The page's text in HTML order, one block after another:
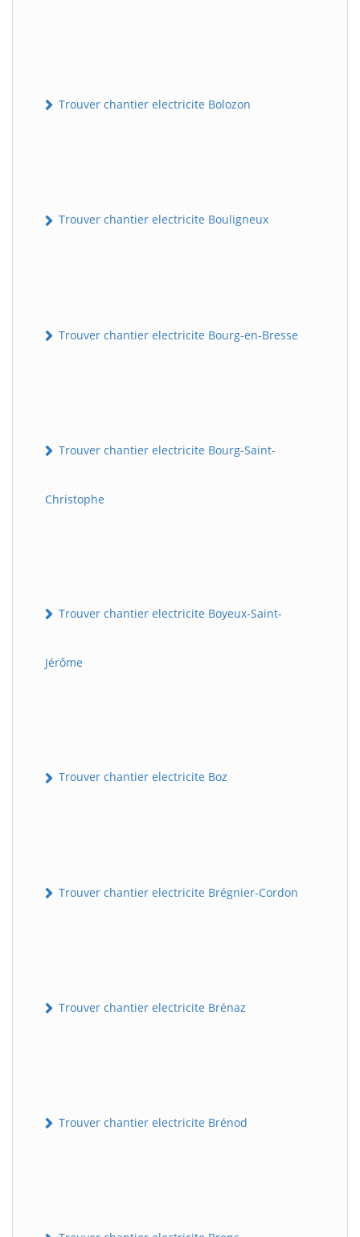
Trouver chantier electricite Bolozon
Trouver chantier electricite Bouligneux
Trouver chantier electricite Bourg-en-Bresse
Trouver chantier electricite Bourg-Saint-
Christophe
Trouver chantier electricite Boyeux-Saint-
Jérôme
Trouver chantier electricite Boz
Trouver chantier electricite Brégnier-Cordon
Trouver chantier electricite Brénaz
Trouver chantier electricite Brénod